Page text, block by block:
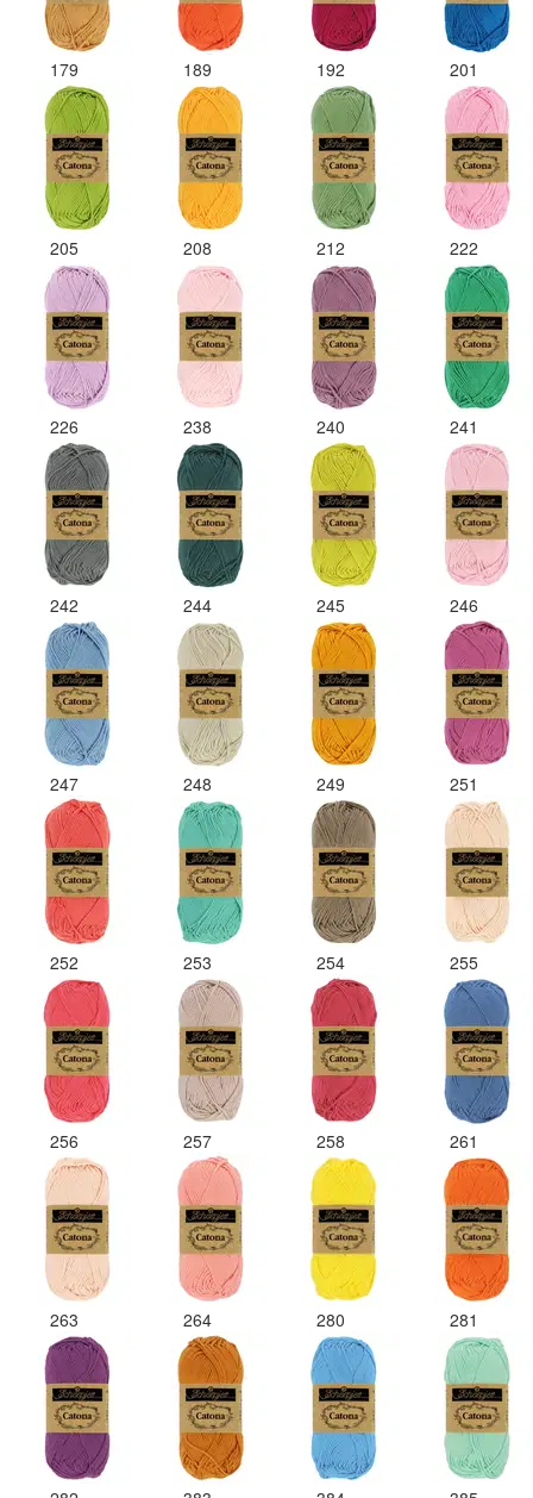
179 189 192 201
205 208 212 222
226 238 240 241
242 244 245 246
247 248 249 251
252 253 254 255
256 257 258 261
263 264 280 281